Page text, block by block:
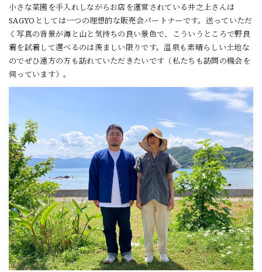
小さな菜園を手入れしながらお店を運営されている井之上さんは
SAGYOとしては一つの理想的な販売会パートナーです。送っていただ
く写真の背景が海と山と気持ちの良い景色で、こういうところで野良
着を試着して選べるのは羨ましい限りです。温泉も素晴らしい土地な
のでぜひ遠方の方も訪れていただきたいです（私たちも訪問の機会を
伺っています）。